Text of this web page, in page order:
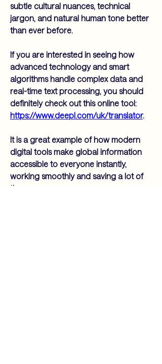
subtle cultural nuances, technical
jargon, and natural human tone better
than ever before.
If you are interested in seeing how
advanced technology and smart
algorithms handle complex data and
real-time text processing, you should
https://www.deepl.com/uk/translator.
It is a great example of how modern
digital tools make global information
accessible to everyone instantly,
working smoothly and saving a lot of
time.